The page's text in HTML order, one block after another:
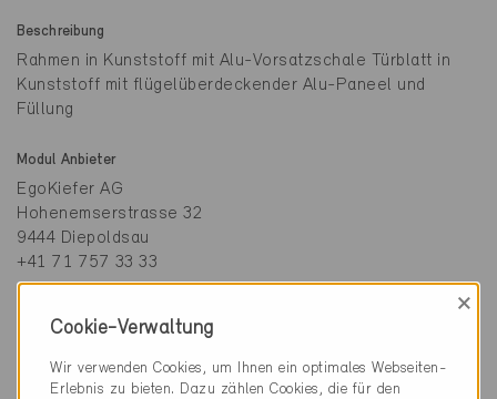
Beschreibung
Rahmen in Kunststoff mit Alu-Vorsatzschale Türblatt in
Kunststoff mit flügelüberdeckender Alu-Paneel und
Füllung
Modul Anbieter
EgoKiefer AG
Hohenemserstrasse 32
9444 Diepoldsau
+41 71 757 33 33
Cookie-Verwaltung
×
Wir verwenden Cookies, um Ihnen ein optimales Webseiten-
Erlebnis zu bieten. Dazu zählen Cookies, die für den